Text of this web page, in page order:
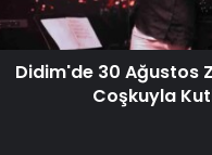
Didim'de 30 Ağustos
Coşkuyla